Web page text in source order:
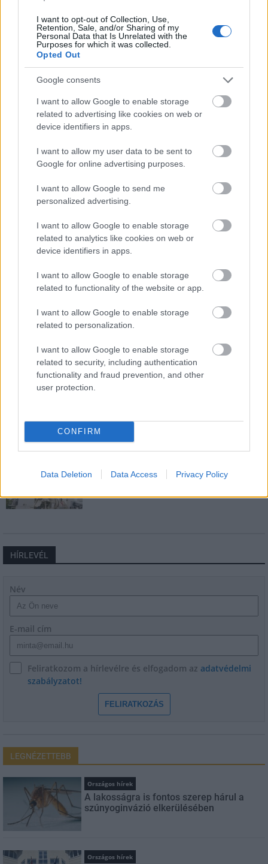
I want to opt-out of Collection, Use,
Retention, Sale, and/or Sharing of my
Personal Data that Is Unrelated with the
Purposes for which it was collected.
Opted Out
Google consents
I want to allow Google to enable storage
related to advertising like cookies on web or
device identifiers in apps.
I want to allow my user data to be sent to
Google for online advertising purposes.
I want to allow Google to send me
personalized advertising.
I want to allow Google to enable storage
related to analytics like cookies on web or
device identifiers in apps.
I want to allow Google to enable storage
related to functionality of the website or app.
I want to allow Google to enable storage
related to personalization.
I want to allow Google to enable storage
related to security, including authentication
functionality and fraud prevention, and other
user protection.
CONFIRM
Data Deletion Data Access Privacy Policy
Épített öröksége megújításával is készül Mohács a
Új kápolna, kiállítótér épült a mohácsi csata emlékhelyén. A
városban is számos beruházás készült el vagy közeledik a
befejezéshez. Új parkolóház létesül, megújul a városháza és a
Széchenyi tér is.
kötik össze Spanyolország és
Franciaország villamosenergia-
hálózatát
Még több zöld, még több virág és új
terén
Fából épül Budakeszi új óvodája
termeléssel tehermentesíti a
villamosenergia-rendszert a STRABAG
HÍRLEVÉL
Név
E-mail cím
Feliratkozom a hírlevélre és elfogadom az adatvédelmi
szabályzatot!
FELIRATKOZÁS
LEGNÉZETTEBB
Országos hírek
A lakosságra is fontos szerep hárul a
szúnyoginvázió elkerülésében
Országos hírek